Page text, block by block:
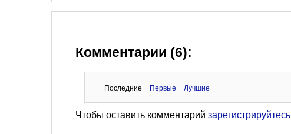
Комментарии (6):
Последние Первые Лучшие
Чтобы оставить комментарий зарегистрируйтесь